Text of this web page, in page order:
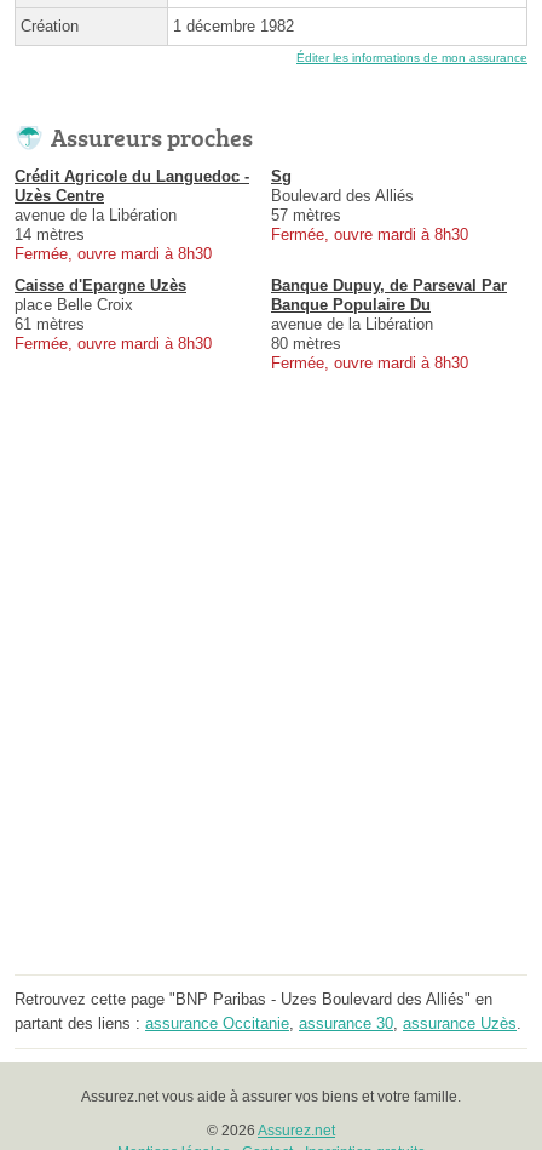
Création 1 décembre 1982
Éditer les informations de mon assurance
Assureurs proches
Crédit Agricole du Languedoc -
Uzès Centre
avenue de la Libération
14 mètres
Fermée, ouvre mardi à 8h30
Sg
Boulevard des Alliés
57 mètres
Fermée, ouvre mardi à 8h30
Caisse d'Epargne Uzès
place Belle Croix
61 mètres
Fermée, ouvre mardi à 8h30
Banque Dupuy, de Parseval Par
Banque Populaire Du
avenue de la Libération
80 mètres
Fermée, ouvre mardi à 8h30
Retrouvez cette page "BNP Paribas - Uzes Boulevard des Alliés" en
partant des liens : assurance Occitanie, assurance 30, assurance Uzès.
Assurez.net vous aide à assurer vos biens et votre famille.
© 2026 Assurez.net